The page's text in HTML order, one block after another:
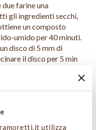
utilizza
farine una
gli ingredienti secchi,
un composto
umido per 40 minuti.
disco di 5 mm di
il disco per 5 min
di montagna